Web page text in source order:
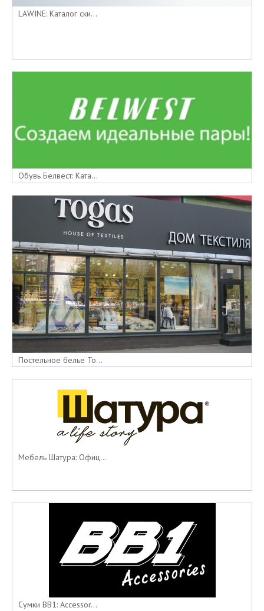
LAWINE: Каталог ски...
Обувь Белвест: Ката...
Постельное белье То...
Мебель Шатура: Офиц...
Сумки BB1: Accessor...